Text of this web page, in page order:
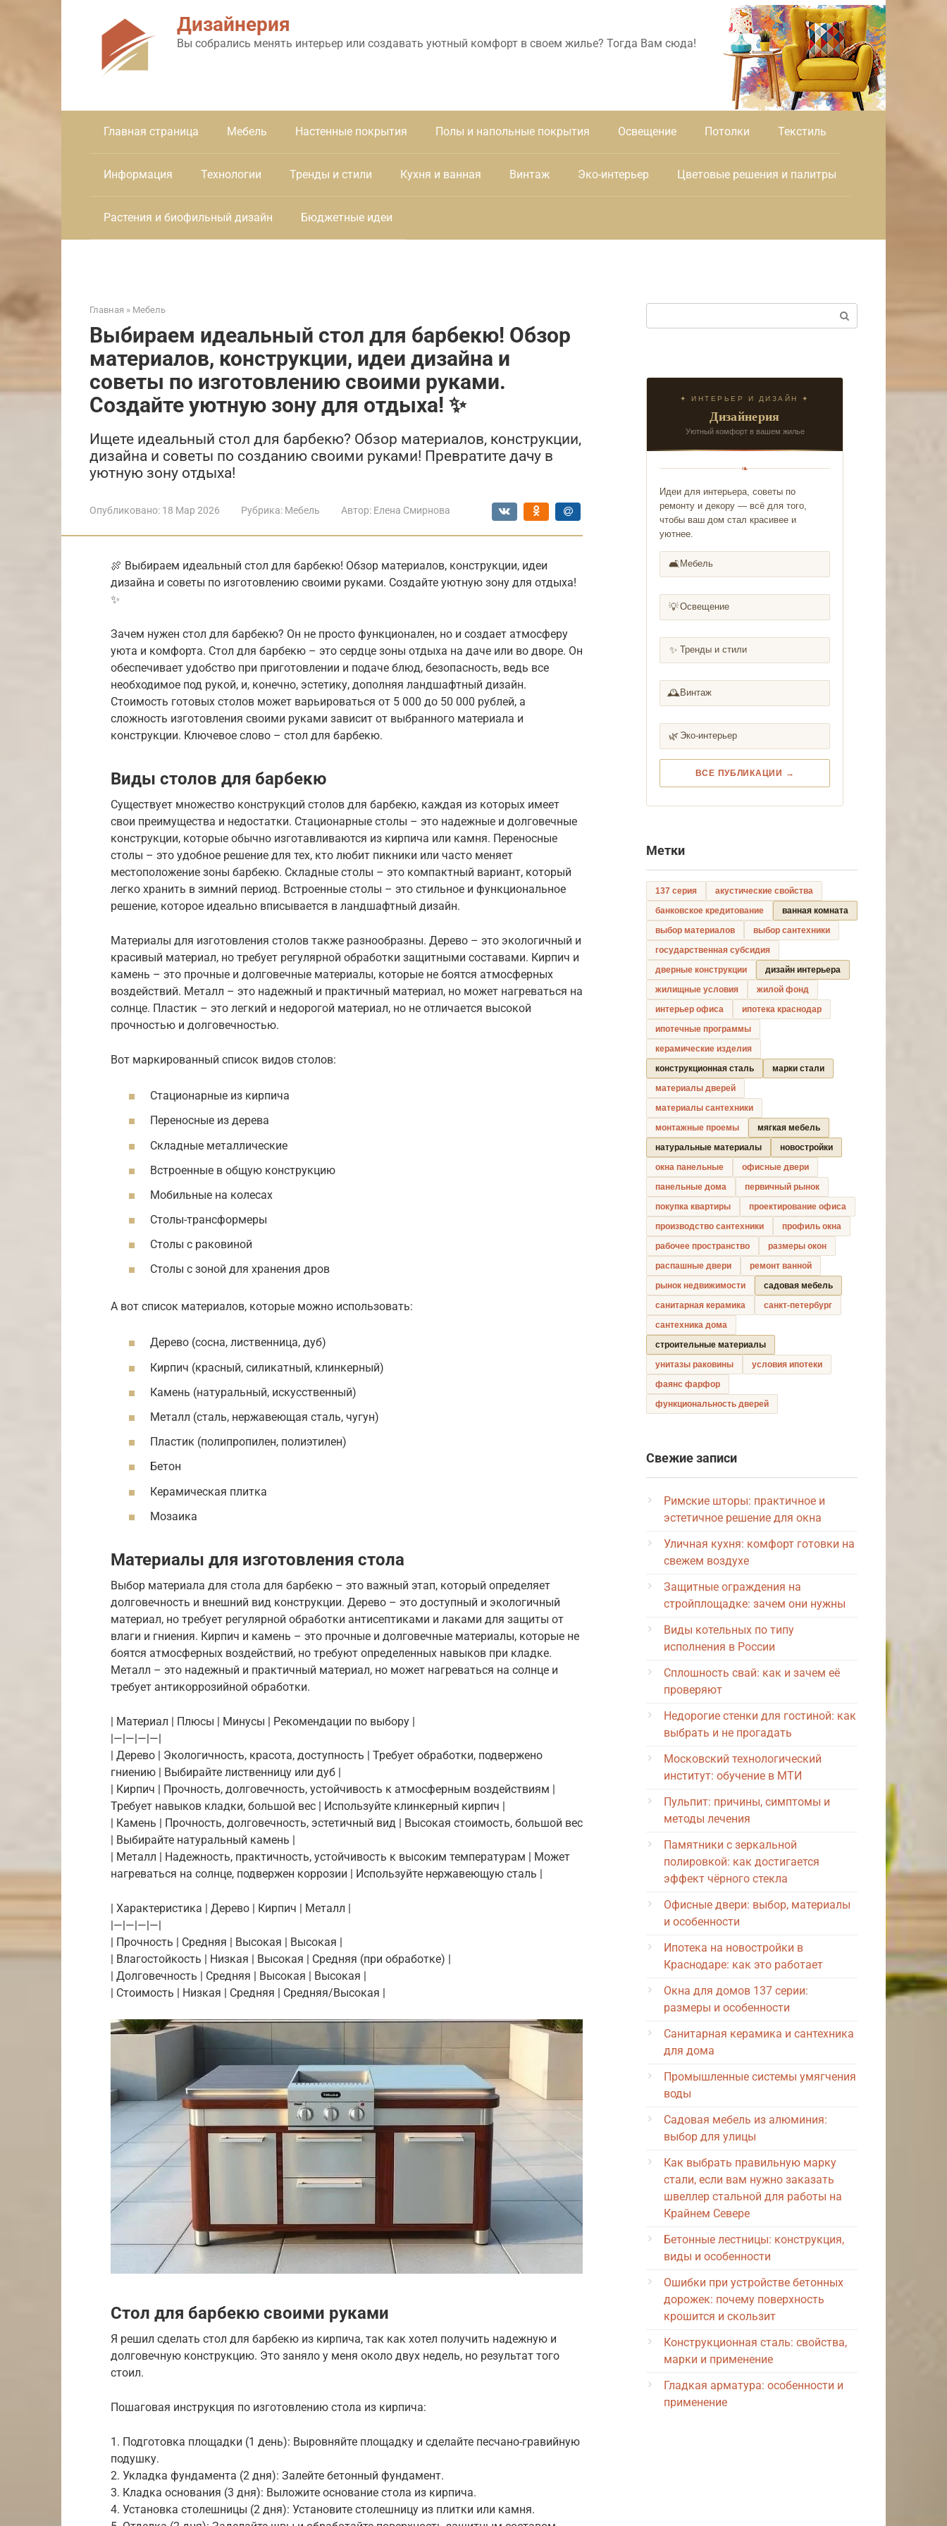
Дизайнерия
Вы собрались менять интерьер или создавать уютный комфорт в своем жилье? Тогда Вам сюда!
Главная страница Мебель Настенные покрытия Полы и напольные покрытия Освещение Потолки Текстиль
Информация Технологии Тренды и стили Кухня и ванная Винтаж Эко-интерьер Цветовые решения и палитры
Растения и биофильный дизайн Бюджетные идеи
Главная » Мебель
Выбираем идеальный стол для барбекю! Обзор
материалов, конструкции, идеи дизайна и
советы по изготовлению своими руками.
Создайте уютную зону для отдыха! ✨
Ищете идеальный стол для барбекю? Обзор материалов, конструкции,
дизайна и советы по созданию своими руками! Превратите дачу в
уютную зону отдыха!
Опубликовано: 18 Мар 2026 Рубрика: Мебель Автор: Елена Смирнова
🍖 Выбираем идеальный стол для барбекю! Обзор материалов, конструкции, идеи
дизайна и советы по изготовлению своими руками. Создайте уютную зону для отдыха!
✨
Зачем нужен стол для барбекю? Он не просто функционален, но и создает атмосферу
уюта и комфорта. Стол для барбекю – это сердце зоны отдыха на даче или во дворе. Он
обеспечивает удобство при приготовлении и подаче блюд, безопасность, ведь все
необходимое под рукой, и, конечно, эстетику, дополняя ландшафтный дизайн.
Стоимость готовых столов может варьироваться от 5 000 до 50 000 рублей, а
сложность изготовления своими руками зависит от выбранного материала и
конструкции. Ключевое слово – стол для барбекю.
Виды столов для барбекю
Существует множество конструкций столов для барбекю, каждая из которых имеет
свои преимущества и недостатки. Стационарные столы – это надежные и долговечные
конструкции, которые обычно изготавливаются из кирпича или камня. Переносные
столы – это удобное решение для тех, кто любит пикники или часто меняет
местоположение зоны барбекю. Складные столы – это компактный вариант, который
легко хранить в зимний период. Встроенные столы – это стильное и функциональное
решение, которое идеально вписывается в ландшафтный дизайн.
Материалы для изготовления столов также разнообразны. Дерево – это экологичный и
красивый материал, но требует регулярной обработки защитными составами. Кирпич и
камень – это прочные и долговечные материалы, которые не боятся атмосферных
воздействий. Металл – это надежный и практичный материал, но может нагреваться на
солнце. Пластик – это легкий и недорогой материал, но не отличается высокой
прочностью и долговечностью.
Вот маркированный список видов столов:
Стационарные из кирпича
Переносные из дерева
Складные металлические
Встроенные в общую конструкцию
Мобильные на колесах
Столы-трансформеры
Столы с раковиной
Столы с зоной для хранения дров
А вот список материалов, которые можно использовать:
Дерево (сосна, лиственница, дуб)
Кирпич (красный, силикатный, клинкерный)
Камень (натуральный, искусственный)
Металл (сталь, нержавеющая сталь, чугун)
Пластик (полипропилен, полиэтилен)
Бетон
Керамическая плитка
Мозаика
Материалы для изготовления стола
Выбор материала для стола для барбекю – это важный этап, который определяет
долговечность и внешний вид конструкции. Дерево – это доступный и экологичный
материал, но требует регулярной обработки антисептиками и лаками для защиты от
влаги и гниения. Кирпич и камень – это прочные и долговечные материалы, которые не
боятся атмосферных воздействий, но требуют определенных навыков при кладке.
Металл – это надежный и практичный материал, но может нагреваться на солнце и
требует антикоррозийной обработки.
| Материал | Плюсы | Минусы | Рекомендации по выбору |
|—|—|—|—|
| Дерево | Экологичность, красота, доступность | Требует обработки, подвержено
гниению | Выбирайте лиственницу или дуб |
| Кирпич | Прочность, долговечность, устойчивость к атмосферным воздействиям |
Требует навыков кладки, большой вес | Используйте клинкерный кирпич |
| Камень | Прочность, долговечность, эстетичный вид | Высокая стоимость, большой вес
| Выбирайте натуральный камень |
| Металл | Надежность, практичность, устойчивость к высоким температурам | Может
нагреваться на солнце, подвержен коррозии | Используйте нержавеющую сталь |
| Характеристика | Дерево | Кирпич | Металл |
|—|—|—|—|
| Прочность | Средняя | Высокая | Высокая |
| Влагостойкость | Низкая | Высокая | Средняя (при обработке) |
| Долговечность | Средняя | Высокая | Высокая |
| Стоимость | Низкая | Средняя | Средняя/Высокая |
Стол для барбекю своими руками
Я решил сделать стол для барбекю из кирпича, так как хотел получить надежную и
долговечную конструкцию. Это заняло у меня около двух недель, но результат того
стоил.
Пошаговая инструкция по изготовлению стола из кирпича:
1. Подготовка площадки (1 день): Выровняйте площадку и сделайте песчано-гравийную
подушку.
2. Укладка фундамента (2 дня): Залейте бетонный фундамент.
3. Кладка основания (3 дня): Выложите основание стола из кирпича.
4. Установка столешницы (2 дня): Установите столешницу из плитки или камня.
✦ ИНТЕРЬЕР И ДИЗАЙН ✦
Дизайнерия
Уютный комфорт в вашем жилье
❧
Идеи для интерьера, советы по
ремонту и декору — всё для того,
чтобы ваш дом стал красивее и
уютнее.
🛋️ Мебель
💡Освещение
✨ Тренды и стили
🕰️ Винтаж
🌿 Эко-интерьер
ВСЕ ПУБЛИКАЦИИ →
Метки
137 серия
акустические свойства
банковское кредитование
ванная комната
выбор материалов
выбор сантехники
государственная субсидия
дверные конструкции
дизайн интерьера
жилищные условия
жилой фонд
интерьер офиса
ипотека краснодар
ипотечные программы
керамические изделия
конструкционная сталь
марки стали
материалы дверей
материалы сантехники
монтажные проемы
мягкая мебель
натуральные материалы
новостройки
окна панельные
офисные двери
панельные дома
первичный рынок
покупка квартиры
проектирование офиса
производство сантехники
профиль окна
рабочее пространство
размеры окон
распашные двери
ремонт ванной
рынок недвижимости
садовая мебель
санитарная керамика
санкт-петербург
сантехника дома
строительные материалы
унитазы раковины
условия ипотеки
фаянс фарфор
функциональность дверей
Свежие записи
Римские шторы: практичное и
эстетичное решение для окна
Уличная кухня: комфорт готовки на
свежем воздухе
Защитные ограждения на
стройплощадке: зачем они нужны
Виды котельных по типу
исполнения в России
Сплошность свай: как и зачем её
проверяют
Недорогие стенки для гостиной: как
выбрать и не прогадать
Московский технологический
институт: обучение в МТИ
Пульпит: причины, симптомы и
методы лечения
Памятники с зеркальной
полировкой: как достигается
эффект чёрного стекла
Офисные двери: выбор, материалы
и особенности
Ипотека на новостройки в
Краснодаре: как это работает
Окна для домов 137 серии:
размеры и особенности
Санитарная керамика и сантехника
для дома
Промышленные системы умягчения
воды
Садовая мебель из алюминия:
выбор для улицы
Как выбрать правильную марку
стали, если вам нужно заказать
швеллер стальной для работы на
Крайнем Севере
Бетонные лестницы: конструкция,
виды и особенности
Ошибки при устройстве бетонных
дорожек: почему поверхность
крошится и скользит
Конструкционная сталь: свойства,
марки и применение
Гладкая арматура: особенности и
применение